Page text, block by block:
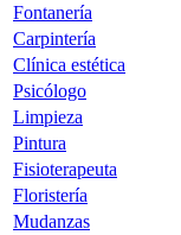
Fontanería
Carpintería
Clínica estética
Psicólogo
Limpieza
Pintura
Fisioterapeuta
Floristería
Mudanzas